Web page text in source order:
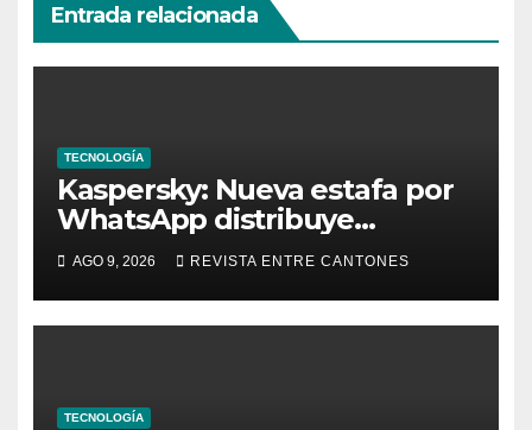
Entrada relacionada
TECNOLOGÍA
Kaspersky: Nueva estafa por
WhatsApp distribuye
malware con falsas facturas
AGO 9, 2026 REVISTA ENTRE CANTONES
TECNOLOGÍA